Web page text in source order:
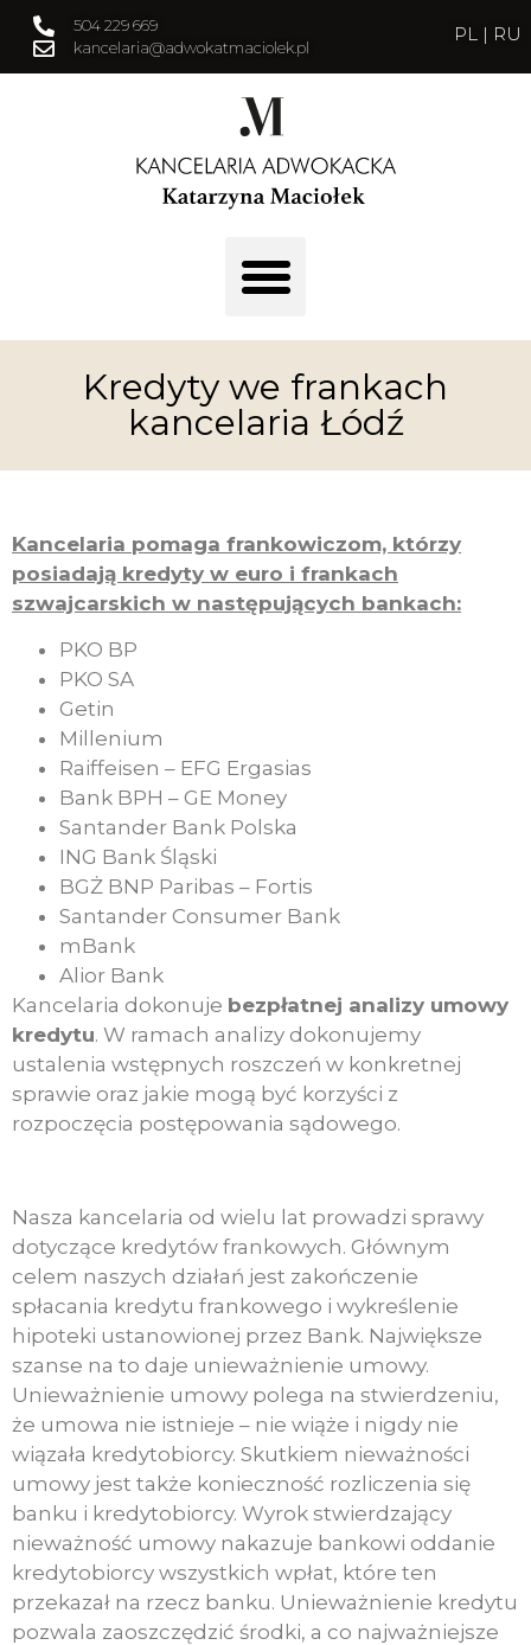
504 229 669
kancelaria@adwokatmaciolek.pl
PL | RU
Kredyty we frankach
kancelaria Łódź
Kancelaria pomaga frankowiczom, którzy
posiadają kredyty w euro i frankach
szwajcarskich w następujących bankach:
PKO BP
PKO SA
Getin
Millenium
Raiffeisen – EFG Ergasias
Bank BPH – GE Money
Santander Bank Polska
ING Bank Śląski
BGŻ BNP Paribas – Fortis
Santander Consumer Bank
mBank
Alior Bank
Kancelaria dokonuje bezpłatnej analizy umowy
kredytu. W ramach analizy dokonujemy
ustalenia wstępnych roszczeń w konkretnej
sprawie oraz jakie mogą być korzyści z
rozpoczęcia postępowania sądowego.
Nasza kancelaria od wielu lat prowadzi sprawy
dotyczące kredytów frankowych. Głównym
celem naszych działań jest zakończenie
spłacania kredytu frankowego i wykreślenie
hipoteki ustanowionej przez Bank. Największe
szanse na to daje unieważnienie umowy.
Unieważnienie umowy polega na stwierdzeniu,
że umowa nie istnieje – nie wiąże i nigdy nie
wiązała kredytobiorcy. Skutkiem nieważności
umowy jest także konieczność rozliczenia się
banku i kredytobiorcy. Wyrok stwierdzający
nieważność umowy nakazuje bankowi oddanie
kredytobiorcy wszystkich wpłat, które ten
przekazał na rzecz banku. Unieważnienie kredytu
pozwala zaoszczędzić środki, a co najważniejsze